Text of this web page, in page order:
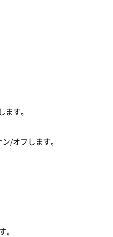
す。
/オフします。
。